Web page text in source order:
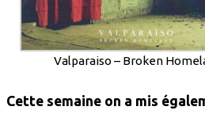
Valparaiso – Broken
Cette semaine on a mis